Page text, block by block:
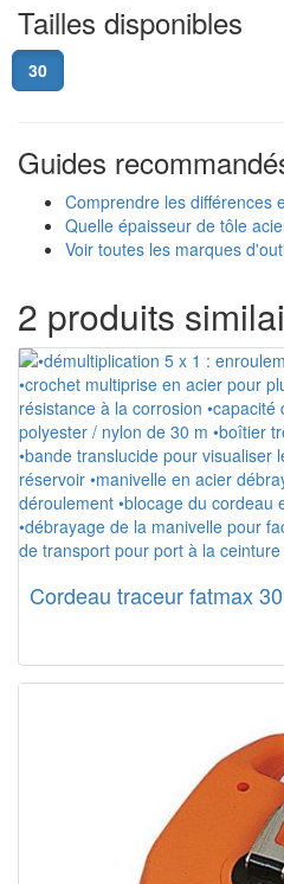
Tailles disponibles
30
Guides
Comprendre les différences
Quelle épaisseur de tôle
Voir toutes les marques
2 produits
Cordeau traceur fatmax